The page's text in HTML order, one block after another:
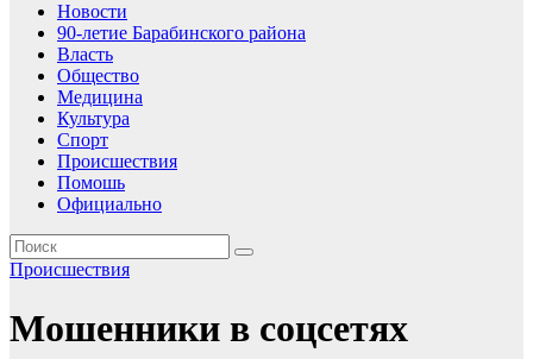
Новости
90-летие Барабинского района
Власть
Общество
Медицина
Культура
Спорт
Происшествия
Помошь
Официально
Происшествия
Мошенники в соцсетях